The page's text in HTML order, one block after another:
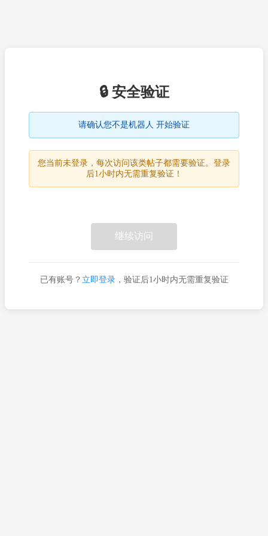
🔒 安全验证
请确认您不是机器人 开始验证
您当前未登录，每次访问该类帖子都需要验证。登录
后1小时内无需重复验证！
继续访问
已有账号？ 立即登录，验证后1小时内无需重复验证